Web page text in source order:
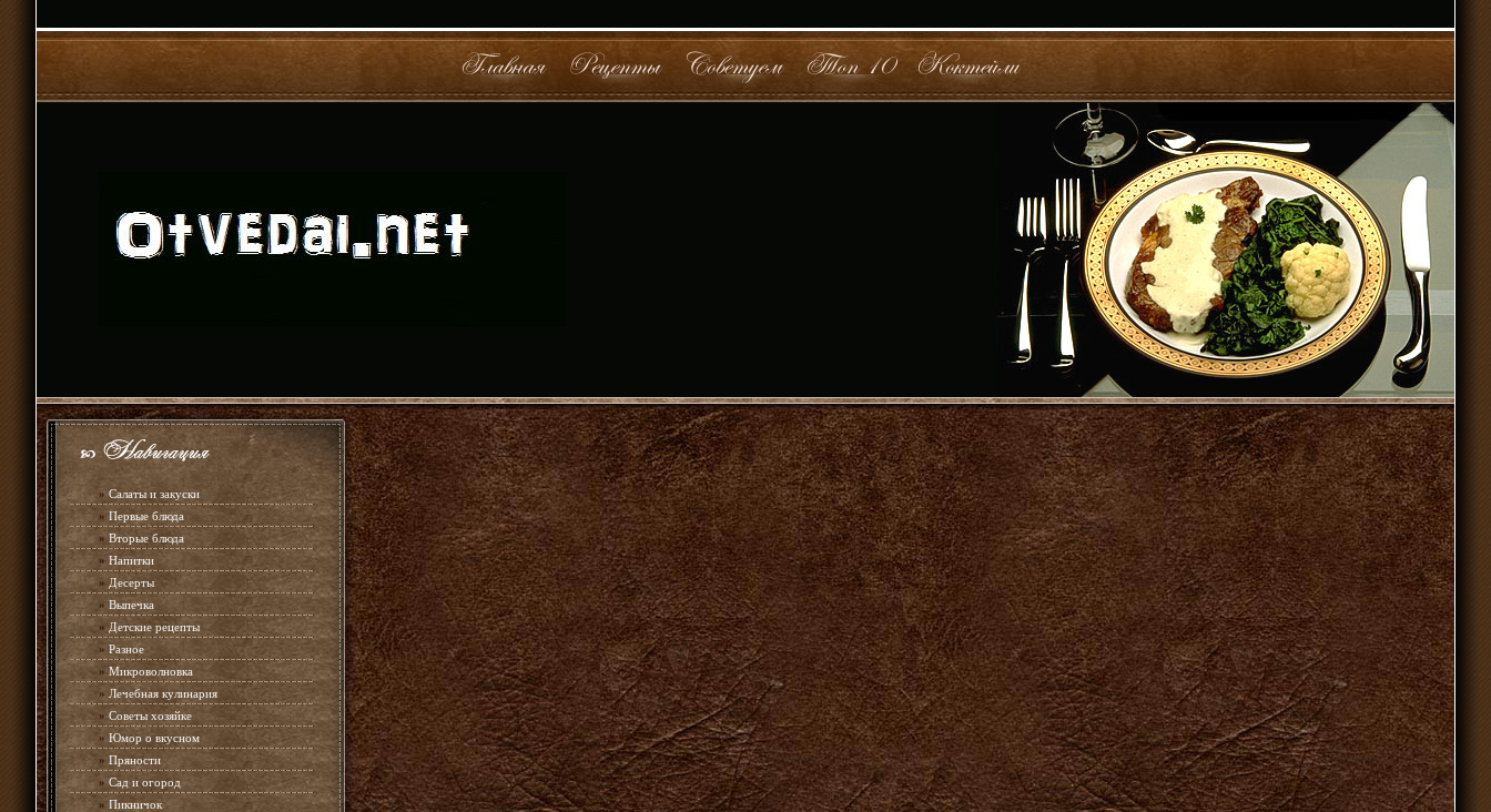
» Салаты и закуски
» Первые блюда
» Вторые блюда
» Напитки
»Десерты
» Выпечка
» Детские рецепты
» Разное
» Микроволновка
» Лечебная кулинария
» Советы хозяйке
» Юмор о вкусном
» Пряности
» Сад и огород
» Пикничок